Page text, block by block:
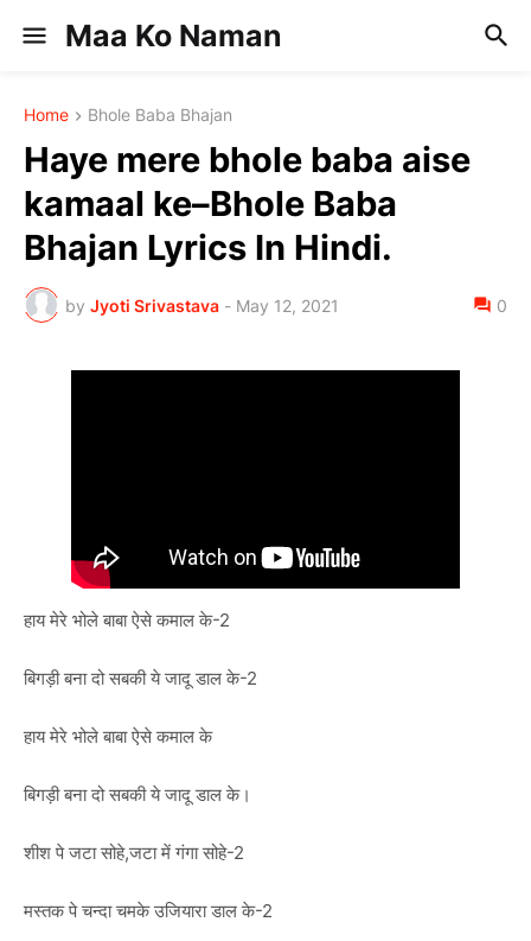
Maa Ko Naman
Home Bhole Baba Bhajan
Haye mere bhole baba aise
kamaal ke–Bhole Baba
Bhajan Lyrics In Hindi.
by Jyoti Srivastava - May 12, 2021 0
हाय मेरे भोले बाबा ऐसे कमाल के-2
बिगड़ी बना दो सबकी ये जादू डाल के-2
हाय मेरे भोले बाबा ऐसे कमाल के
बिगड़ी बना दो सबकी ये जादू डाल के।
शीश पे जटा सोहे,जटा में गंगा सोहे-2
मस्तक पे चन्दा चमके उजियारा डाल के-2